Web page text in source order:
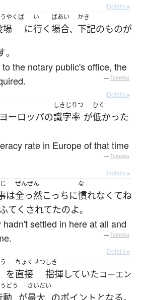
Details ▸
やくば
場 に
い
行く
ばあい
場合、
かき
下記のものが
。
the notary public's office, the
— Tatoeba
Details ▸
ヨーロッパの
しきじりつ
識字率 が
ひく
低かった
rate in Europe of that time
— Tatoeba
Details ▸
は
ぜんぜん
全っ然こっちに
な
慣れなくてね
ふてくされてたのよ。
settled in here at all and
— Tatoeba
Details ▸
を
ちょくせつ
直接
しき
指揮していたコーエン
どう
動 が
さいだい
最大 のポイント となる